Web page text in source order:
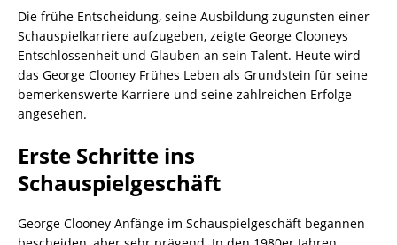
Die frühe Entscheidung, seine Ausbildung zugunsten einer
Schauspielkarriere aufzugeben, zeigte George Clooneys
Entschlossenheit und Glauben an sein Talent. Heute wird
das George Clooney Frühes Leben als Grundstein für seine
bemerkenswerte Karriere und seine zahlreichen Erfolge
angesehen.
Erste Schritte ins
Schauspielgeschäft
George Clooney Anfänge im Schauspielgeschäft begannen